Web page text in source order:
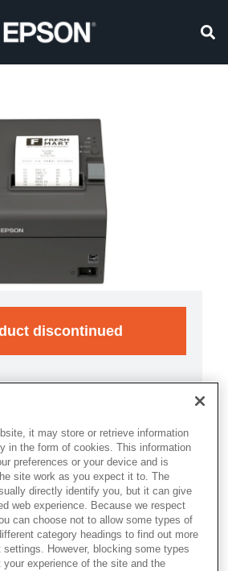
discontinued
is no longer available.
resources are provided
below.
(012): Serial,
UK
it may store or retrieve information
in the form of cookies. This information
preferences or your device and is
site work as you expect it to. The
directly identify you, but it can give
web experience. Because we respect
can choose not to allow some types of
category headings to find out more
settings. However, blocking some types
experience of the site and the